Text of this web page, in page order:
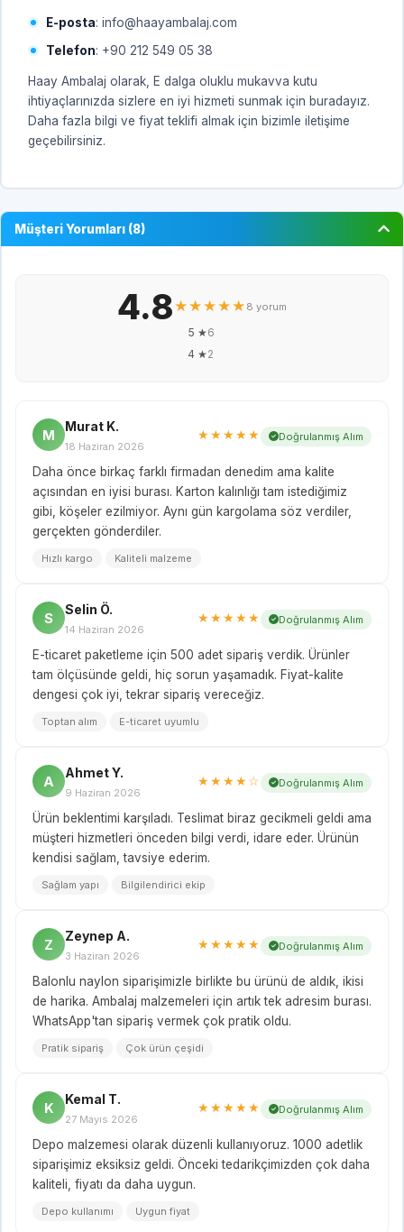
E-posta: info@haayambalaj.com
Telefon: +90 212 549 05 38
Haay Ambalaj olarak, E dalga oluklu mukavva kutu
ihtiyaçlarınızda sizlere en iyi hizmeti sunmak için buradayız.
Daha fazla bilgi ve fiyat teklifi almak için bizimle iletişime
geçebilirsiniz.
Müşteri Yorumları (8)
4.8★★★★★ 8 yorum
5 ★6
4 ★2
M
Murat K.
18 Haziran 2026
★★★★★ Doğrulanmış Alım
Daha önce birkaç farklı firmadan denedim ama kalite
açısından en iyisi burası. Karton kalınlığı tam istediğimiz
gibi, köşeler ezilmiyor. Aynı gün kargolama söz verdiler,
gerçekten gönderdiler.
Hızlı kargo Kaliteli malzeme
S
Selin Ö.
14 Haziran 2026
★★★★★ Doğrulanmış Alım
E-ticaret paketleme için 500 adet sipariş verdik. Ürünler
tam ölçüsünde geldi, hiç sorun yaşamadık. Fiyat-kalite
dengesi çok iyi, tekrar sipariş vereceğiz.
Toptan alım E-ticaret uyumlu
A
Ahmet Y.
9 Haziran 2026
★★★★☆ Doğrulanmış Alım
Ürün beklentimi karşıladı. Teslimat biraz gecikmeli geldi ama
müşteri hizmetleri önceden bilgi verdi, idare eder. Ürünün
kendisi sağlam, tavsiye ederim.
Sağlam yapı Bilgilendirici ekip
Z
Zeynep A.
3 Haziran 2026
★★★★★ Doğrulanmış Alım
Balonlu naylon siparişimizle birlikte bu ürünü de aldık, ikisi
de harika. Ambalaj malzemeleri için artık tek adresim burası.
WhatsApp'tan sipariş vermek çok pratik oldu.
Pratik sipariş Çok ürün çeşidi
K
Kemal T.
27 Mayıs 2026
★★★★★ Doğrulanmış Alım
Depo malzemesi olarak düzenli kullanıyoruz. 1000 adetlik
siparişimiz eksiksiz geldi. Önceki tedarikçimizden çok daha
kaliteli, fiyatı da daha uygun.
Depo kullanımı Uygun fiyat